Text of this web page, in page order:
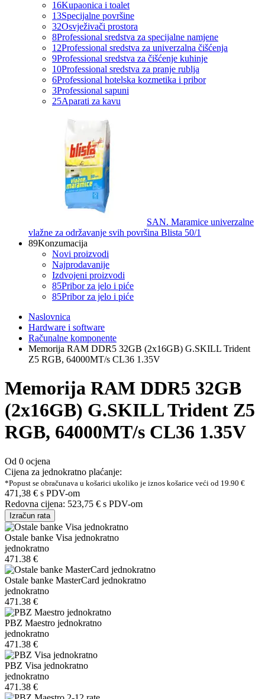
16Kupaonica i toalet
13Specijalne površine
32Osvježivači prostora
8Professional sredstva za specijalne namjene
12Professional sredstva za univerzalna čišćenja
9Professional sredstva za čišćenje kuhinje
10Professional sredstva za pranje rublja
6Professional hotelska kozmetika i pribor
3Professional sapuni
25Aparati za kavu
SAN. Maramice univerzalne
vlažne za održavanje svih površina Blista 50/1
89Konzumacija
Novi proizvodi
Najprodavanije
Izdvojeni proizvodi
85Pribor za jelo i piće
85Pribor za jelo i piće
Naslovnica
Hardware i software
Računalne komponente
Memorija RAM DDR5 32GB (2x16GB) G.SKILL Trident
Z5 RGB, 64000MT/s CL36 1.35V
Memorija RAM DDR5 32GB
(2x16GB) G.SKILL Trident Z5
RGB, 64000MT/s CL36 1.35V
Od 0 ocjena
Cijena za jednokratno plaćanje:
*Popust se obračunava u košarici ukoliko je iznos košarice veći od 19.90 €
471,38 € s PDV-om
Redovna cijena: 523,75 € s PDV-om
Izračun rata
Ostale banke Visa jednokratno
jednokratno
471.38 €
Ostale banke MasterCard jednokratno
jednokratno
471.38 €
PBZ Maestro jednokratno
jednokratno
471.38 €
PBZ Visa jednokratno
jednokratno
471.38 €